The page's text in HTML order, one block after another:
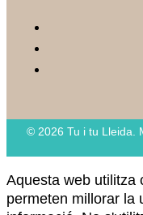
© 2026 Tu i tu Lleida.
Aquesta web utilitza
permeten millorar la